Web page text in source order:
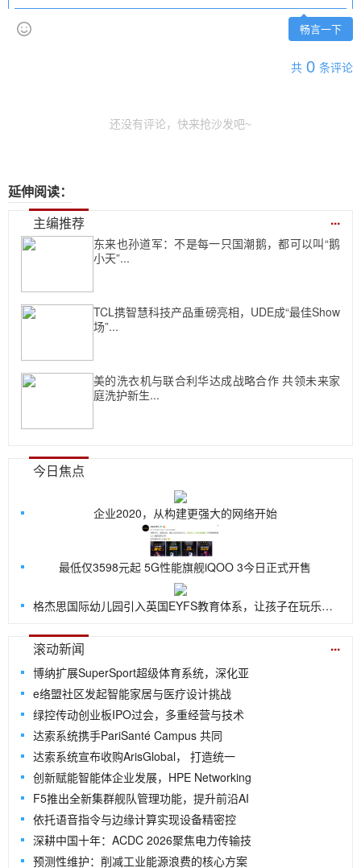
畅言一下
共 0 条评论
还没有评论，快来抢沙发吧~
延伸阅读：
主编推荐
...
东来也孙道军：不是每一只国潮鹅，都可以叫“鹅
小天”...
TCL携智慧科技产品重磅亮相，UDE成“最佳Show
场”...
美的洗衣机与联合利华达成战略合作 共领未来家
庭洗护新生...
今日焦点
企业2020，从构建更强大的网络开始
最低仅3598元起 5G性能旗舰iQOO 3今日正式开售
格杰思国际幼儿园引入英国EYFS教育体系，让孩子在玩乐中探索世界
滚动新闻 ...
博纳扩展SuperSport超级体育系统，深化亚
e络盟社区发起智能家居与医疗设计挑战
绿控传动创业板IPO过会，多重经营与技术
达索系统携手PariSanté Campus 共同
达索系统宣布收购ArisGlobal， 打造统一
创新赋能智能体企业发展，HPE Networking
F5推出全新集群舰队管理功能，提升前沿AI
依托语音指令与边缘计算实现设备精密控
深耕中国十年：ACDC 2026聚焦电力传输技
预测性维护：削减工业能源浪费的核心方案